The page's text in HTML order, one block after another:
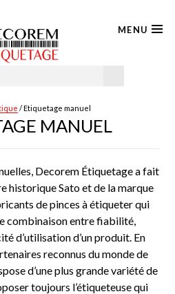
MENU
/ Etiquetage manuel
MANUEL
Decorem Étiquetage a fait
historique Sato et de la marque
de pinces à étiqueter qui
combinaison entre fiabilité,
d’utilisation d’un produit. En
reconnus du monde de
d’une plus grande variété de
toujours l’étiqueteuse qui